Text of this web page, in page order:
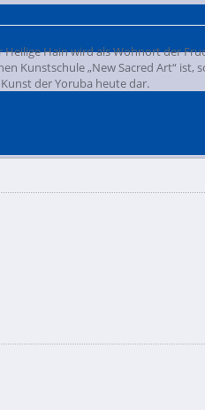
Hain wird als Wohnort der
„New Sacred Art“ ist,
der Yoruba heute dar.